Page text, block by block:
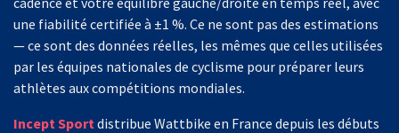
une fiabilité certifiée à ±1 %. Ce ne sont pas des estimations
— ce sont des données réelles, les mêmes que celles utilisées
par les équipes nationales de cyclisme pour préparer leurs
athlètes aux compétitions mondiales.
Incept Sportdistribue Wattbike en France depuis les débuts